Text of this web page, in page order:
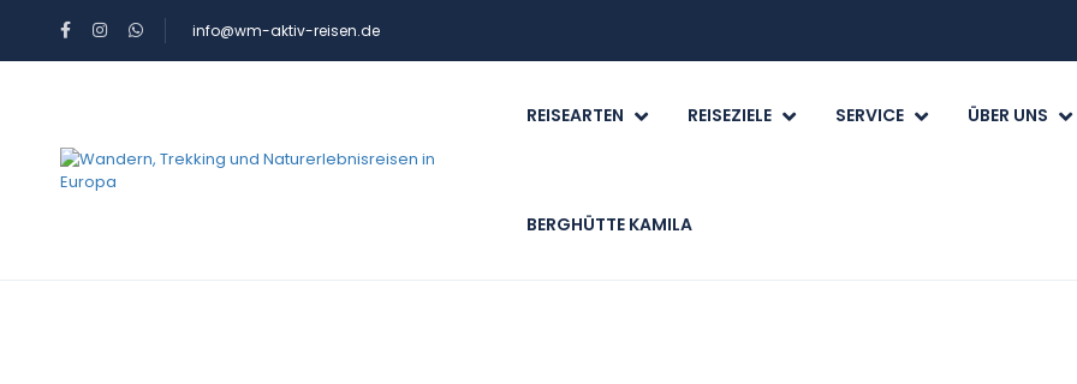
info@wm-aktiv-reisen.de
REISEARTEN REISEZIELE SERVICE ÜBER UNS
BERGHÜTTE KAMILA